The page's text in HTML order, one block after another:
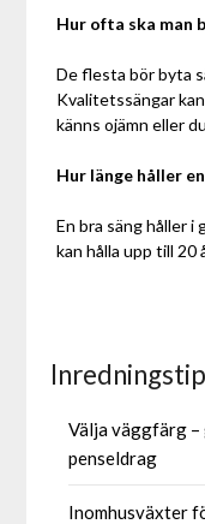
Hur ofta ska man
De flesta bör byta
Kvalitetssängar
känns ojämn eller
Hur länge håller
En bra säng håller
kan hålla upp till
Välja väggfärg
penseldrag
Inomhusväxter